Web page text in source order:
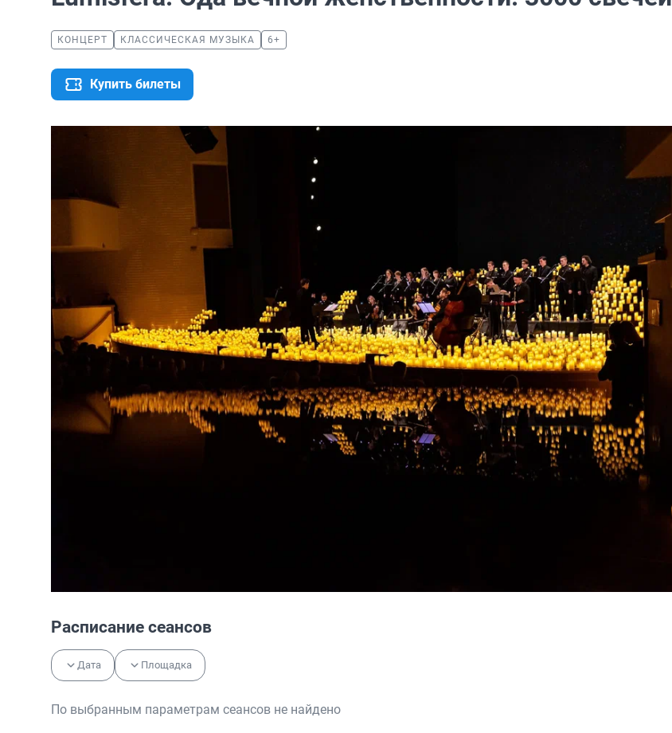
КОНЦЕРТ КЛАССИЧЕСКАЯ МУЗЫКА 6+
Купить билеты
Расписание сеансов
Дата Площадка
По выбранным параметрам сеансов не найдено